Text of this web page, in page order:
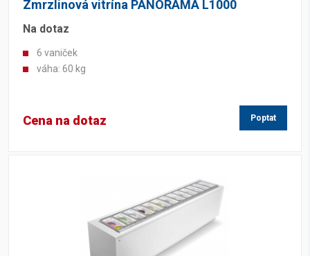
Zmrzlinová vitrína PANORAMA L1000
Na dotaz
6 vaniček
váha: 60 kg
Cena na dotaz Poptat